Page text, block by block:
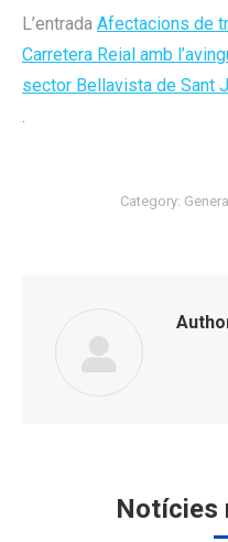
L’entrada Afectacions de
Carretera Reial amb
sector Bellavista de Sant
.
Category: General
Notícies